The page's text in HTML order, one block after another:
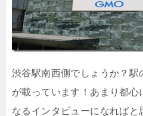
渋谷駅南西側でしょうか？駅
が載っています！あまり都心
なるインタビューになればと